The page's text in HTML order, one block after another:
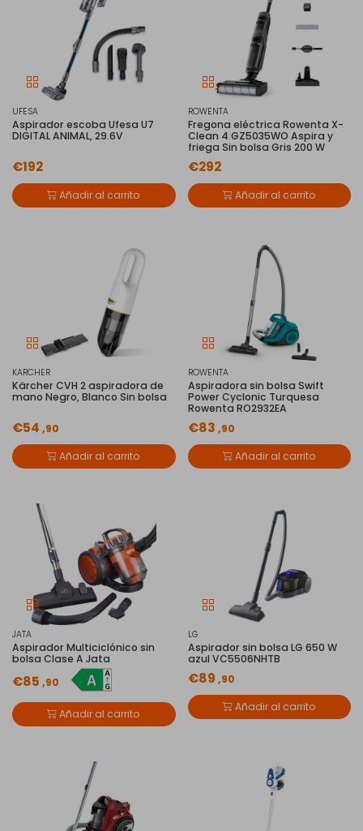
UFESA
Aspirador escoba Ufesa U7
DIGITAL ANIMAL, 29.6V
€192
Añadir al carrito
ROWENTA
Fregona eléctrica Rowenta X-
Clean 4 GZ5035WO Aspira y
friega Sin bolsa Gris 200 W
€292
Añadir al carrito
KARCHER
Kärcher CVH 2 aspiradora de
mano Negro, Blanco Sin bolsa
€54 ,90
Añadir al carrito
ROWENTA
Aspiradora sin bolsa Swift
Power Cyclonic Turquesa
Rowenta RO2932EA
€83 ,90
Añadir al carrito
JATA
Aspirador Multiciclónico sin
bolsa Clase A Jata
€85 ,90
Añadir al carrito
LG
Aspirador sin bolsa LG 650 W
azul VC5506NHTB
€89 ,90
Añadir al carrito